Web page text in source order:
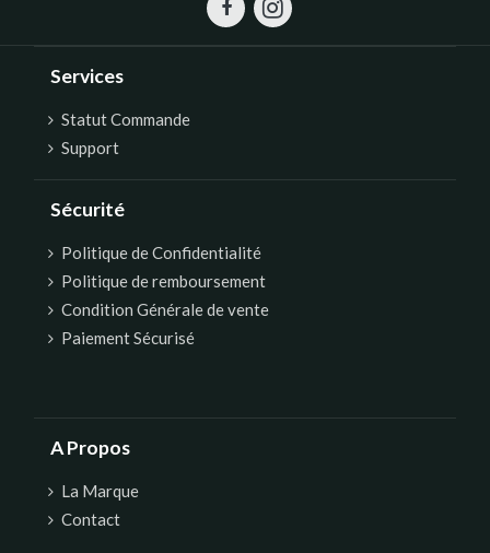
Services
Statut Commande
Support
Sécurité
Politique de Confidentialité
Politique de remboursement
Condition Générale de vente
Paiement Sécurisé
A Propos
La Marque
Contact